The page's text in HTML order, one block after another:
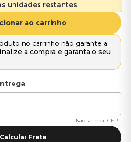
unidades restantes
ao carrinho
no carrinho não garante a
a compra e garanta o seu
Não sei meu CEP